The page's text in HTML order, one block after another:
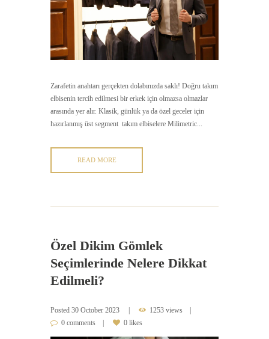
Zarafetin anahtarı gerçekten dolabınızda saklı! Doğru takım
elbisenin tercih edilmesi bir erkek için olmazsa olmazlar
arasında yer alır. Klasik, günlük ya da özel geceler için
hazırlanmış üst segment takım elbiselere Milimetric...
READ MORE
Özel Dikim Gömlek
Seçimlerinde Nelere Dikkat
Edilmeli?
Posted 30 October 2023
1253 views
0 comments
0 likes